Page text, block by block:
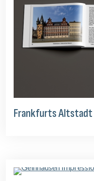
Frankfurts Altstadt